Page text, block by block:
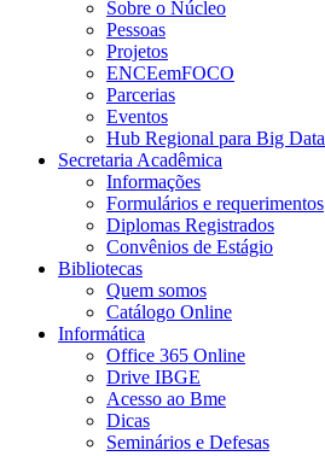
Sobre o Núcleo
Pessoas
Projetos
ENCEemFOCO
Parcerias
Eventos
Hub Regional para Big Data
Secretaria Acadêmica
Informações
Formulários e requerimentos
Diplomas Registrados
Convênios de Estágio
Bibliotecas
Quem somos
Catálogo Online
Informática
Office 365 Online
Drive IBGE
Acesso ao Bme
Dicas
Seminários e Defesas